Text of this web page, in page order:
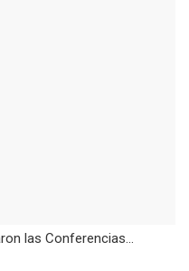
las Conferencias...